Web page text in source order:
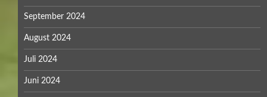
September 2024
August 2024
Juli 2024
Juni 2024